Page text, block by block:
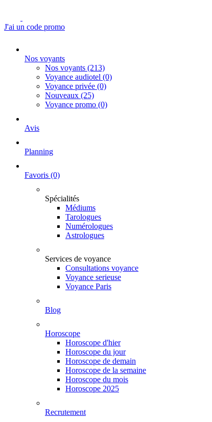
J'ai un code promo
Nos voyants
Nos voyants (213)
Voyance audiotel (0)
Voyance privée (0)
Nouveaux (25)
Voyance promo (0)
Avis
Planning
Favoris (0)
Spécialités
Médiums
Tarologues
Numérologues
Astrologues
Services de voyance
Consultations voyance
Voyance serieuse
Voyance Paris
Blog
Horoscope
Horoscope d'hier
Horoscope du jour
Horoscope de demain
Horoscope de la semaine
Horoscope du mois
Horoscope 2025
Recrutement